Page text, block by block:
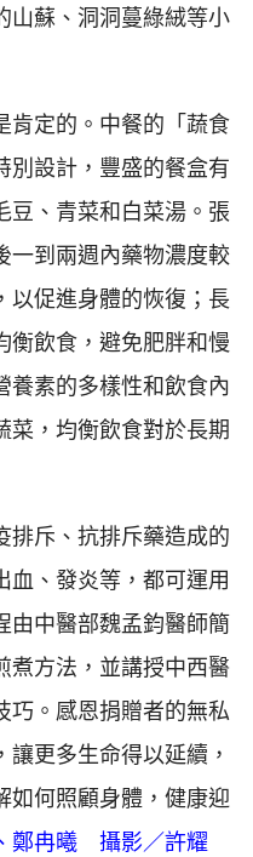
山蘇、洞洞蔓綠絨等小
肯定的。中餐的「蔬食
別設計，豐盛的餐盒有
豆、青菜和白菜湯。張
一到兩週內藥物濃度較
以促進身體的恢復；長
衡飲食，避免肥胖和慢
養素的多樣性和飲食內
菜，均衡飲食對於長期
排斥、抗排斥藥造成的
血、發炎等，都可運用
由中醫部魏孟鈞醫師簡
煮方法，並講授中西醫
巧。感恩捐贈者的無私
更多生命得以延續，
如何照顧身體，健康迎
鄭冉曦 攝影／許耀